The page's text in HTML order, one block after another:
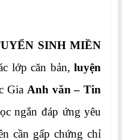
SINH MIỀN
lớp căn bản,luyện
Gia Anh văn – Tin
ngắn đáp ứng yêu
cần gấp chứng chỉ